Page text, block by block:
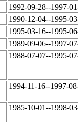
1992-09-28--1997-
1990-12-04--1995-
1995-03-16--1995-
1989-09-06--1997-
1988-07-07--1995-
1994-11-16--1997-
1985-10-01--1998-